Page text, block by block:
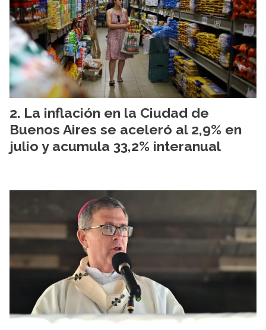
La inflación en la Ciudad de
Buenos Aires se aceleró al 2,9% en
julio y acumula 33,2% interanual